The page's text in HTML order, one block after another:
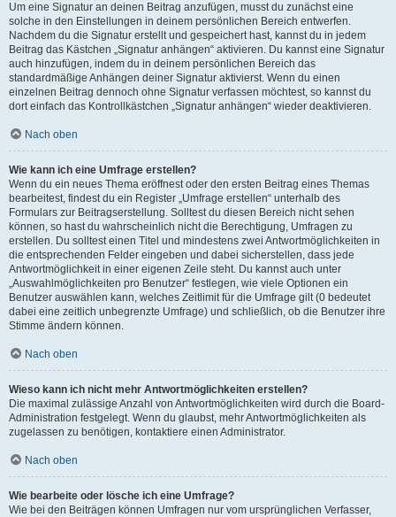
Um eine Signatur an deinen Beitrag anzufügen, musst du zunächst eine
solche in den Einstellungen in deinem persönlichen Bereich entwerfen.
Nachdem du die Signatur erstellt und gespeichert hast, kannst du in jedem
Beitrag das Kästchen „Signatur anhängen“ aktivieren. Du kannst eine Signatur
auch hinzufügen, indem du in deinem persönlichen Bereich das
standardmäßige Anhängen deiner Signatur aktivierst. Wenn du einen
einzelnen Beitrag dennoch ohne Signatur verfassen möchtest, so kannst du
dort einfach das Kontrollkästchen „Signatur anhängen“ wieder deaktivieren.
Nach oben
Wie kann ich eine Umfrage erstellen?
Wenn du ein neues Thema eröffnest oder den ersten Beitrag eines Themas
bearbeitest, findest du ein Register „Umfrage erstellen“ unterhalb des
Formulars zur Beitragserstellung. Solltest du diesen Bereich nicht sehen
können, so hast du wahrscheinlich nicht die Berechtigung, Umfragen zu
erstellen. Du solltest einen Titel und mindestens zwei Antwortmöglichkeiten in
die entsprechenden Felder eingeben und dabei sicherstellen, dass jede
Antwortmöglichkeit in einer eigenen Zeile steht. Du kannst auch unter
„Auswahlmöglichkeiten pro Benutzer“ festlegen, wie viele Optionen ein
Benutzer auswählen kann, welches Zeitlimit für die Umfrage gilt (0 bedeutet
dabei eine zeitlich unbegrenzte Umfrage) und schließlich, ob die Benutzer ihre
Stimme ändern können.
Nach oben
Wieso kann ich nicht mehr Antwortmöglichkeiten erstellen?
Die maximal zulässige Anzahl von Antwortmöglichkeiten wird durch die Board-
Administration festgelegt. Wenn du glaubst, mehr Antwortmöglichkeiten als
zugelassen zu benötigen, kontaktiere einen Administrator.
Nach oben
Wie bearbeite oder lösche ich eine Umfrage?
Wie bei den Beiträgen können Umfragen nur vom ursprünglichen Verfasser,